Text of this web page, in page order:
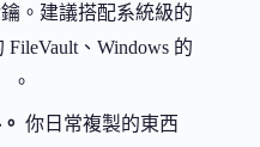
。建議搭配系統級的
、Windows 的
。
你日常複製的東西